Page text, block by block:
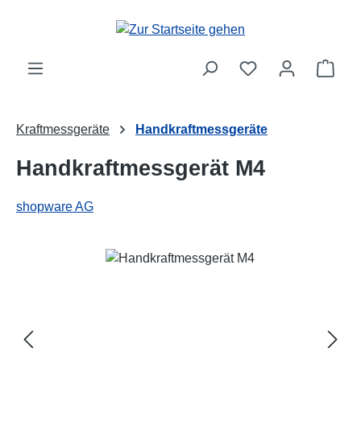
Zum Hauptinhalt springen
Kraftmessgeräte Handkraftmessgeräte
Handkraftmessgerät M4
shopware AG
Bildergalerie überspringen